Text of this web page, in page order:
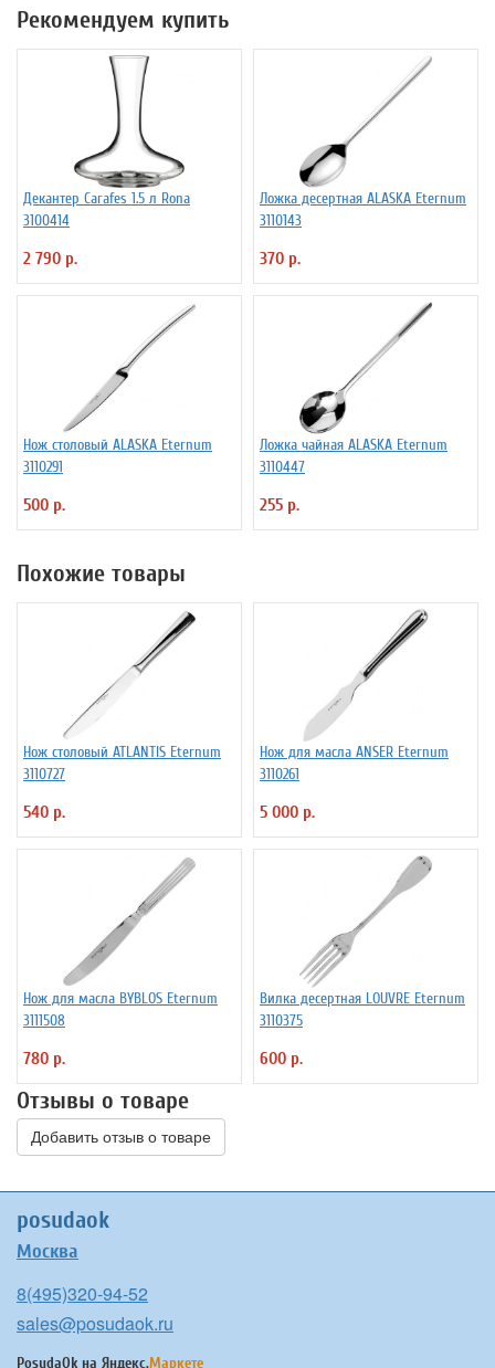
Рекомендуем купить
Декантер Carafes 1.5 л Rona
3100414
2 790 р.
Ложка десертная ALASKA Eternum
3110143
370 р.
Нож столовый ALASKA Eternum
3110291
500 р.
Ложка чайная ALASKA Eternum
3110447
255 р.
Похожие товары
Нож столовый ATLANTIS Eternum
3110727
540 р.
Нож для масла ANSER Eternum
3110261
5 000 р.
Нож для масла BYBLOS Eternum
3111508
780 р.
Вилка десертная LOUVRE Eternum
3110375
600 р.
Отзывы о товаре
Добавить отзыв о товаре
posudaok
Москва
8(495)320-94-52
sales@posudaok.ru
PosudaOk на Яндекс.Маркете